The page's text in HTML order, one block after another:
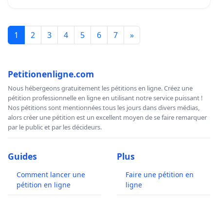
1 2 3 4 5 6 7 »
Petitionenligne.com
Nous hébergeons gratuitement les pétitions en ligne. Créez une
pétition professionnelle en ligne en utilisant notre service puissant !
Nos pétitions sont mentionnées tous les jours dans divers médias,
alors créer une pétition est un excellent moyen de se faire remarquer
par le public et par les décideurs.
Guides
Comment lancer une
pétition en ligne
Plus
Faire une pétition en
ligne